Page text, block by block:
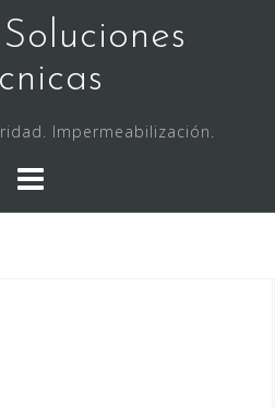
Impermeabilización.